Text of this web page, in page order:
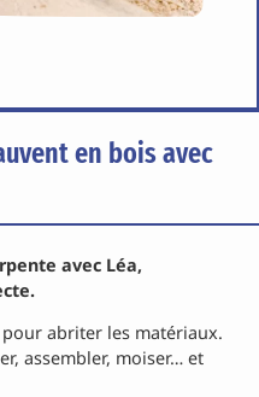
en bois avec
avec Léa,
abriter les matériaux.
assembler, moiser… et